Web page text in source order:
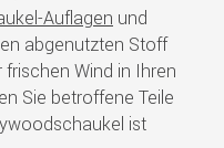
Auflagen und
abgenutzten Stoff
Wind in Ihren
Sie betroffene Teile
ist